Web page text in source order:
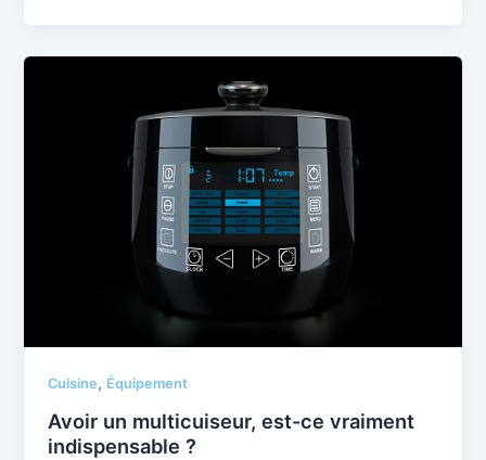
Cuisine, Équipement
Avoir un multicuiseur, est-ce vraiment
indispensable ?